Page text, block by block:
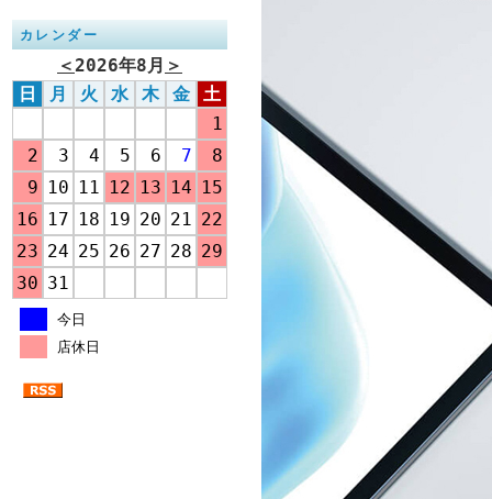
カレンダー
＜ 2026年8月 ＞
日
月 火 水 木 金
土
1
2
3 4 5 6 7
8
9 10 11 12 13 14 15
16 17 18 19 20 21 22
23 24 25 26 27 28 29
30 31
今日
店休日